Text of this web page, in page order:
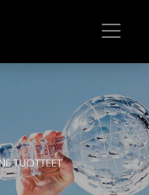
TUOTTEET